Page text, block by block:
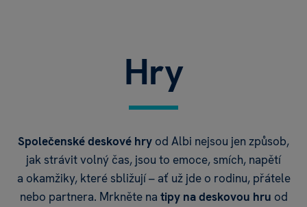
Hry
Společenské deskové hry od Albi nejsou jen způsob,
jak strávit volný čas, jsou to emoce, smích, napětí
a okamžiky, které sbližují – ať už jde o rodinu, přátele
nebo partnera. Mrkněte na tipy na deskovou hru od